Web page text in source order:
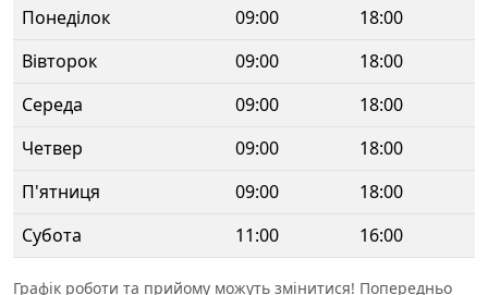
Понеділок 09:00
18:00
Вівторок
09:00
18:00
Середа
09:00
18:00
Четвер
09:00
18:00
П'ятниця
09:00
18:00
Субота
11:00 16:00
Графік роботи та прийому можуть змінитися! Попередньо